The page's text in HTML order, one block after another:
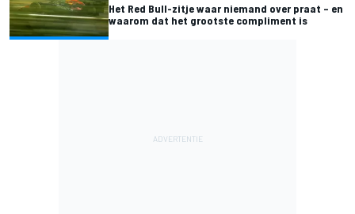
Het Red Bull-zitje waar niemand over praat – en
waarom dat het grootste compliment is